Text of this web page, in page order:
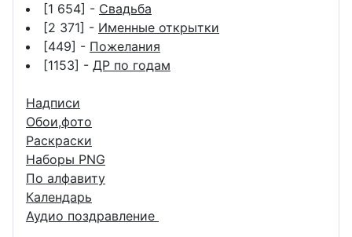
[1 654] - Свадьба
[2 371] - Именные открытки
[449] - Пожелания
[1153] - ДР по годам
Надписи
Обои,фото
Раскраски
Наборы PNG
По алфавиту
Календарь
Аудио поздравление